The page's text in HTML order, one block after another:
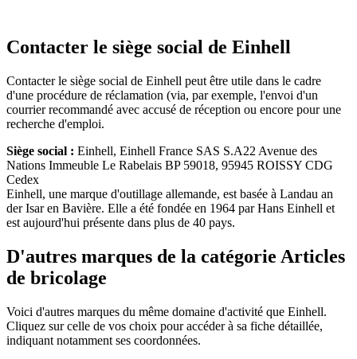
Contacter le siège social de Einhell
Contacter le siège social de Einhell peut être utile dans le cadre
d'une procédure de réclamation (via, par exemple, l'envoi d'un
courrier recommandé avec accusé de réception ou encore pour une
recherche d'emploi.
Siège social : Einhell, Einhell France SAS S.A22 Avenue des
Nations Immeuble Le Rabelais BP 59018, 95945 ROISSY CDG
Cedex
Einhell, une marque d'outillage allemande, est basée à Landau an
der Isar en Bavière. Elle a été fondée en 1964 par Hans Einhell et
est aujourd'hui présente dans plus de 40 pays.
D'autres marques de la catégorie Articles
de bricolage
Voici d'autres marques du même domaine d'activité que Einhell.
Cliquez sur celle de vos choix pour accéder à sa fiche détaillée,
indiquant notamment ses coordonnées.